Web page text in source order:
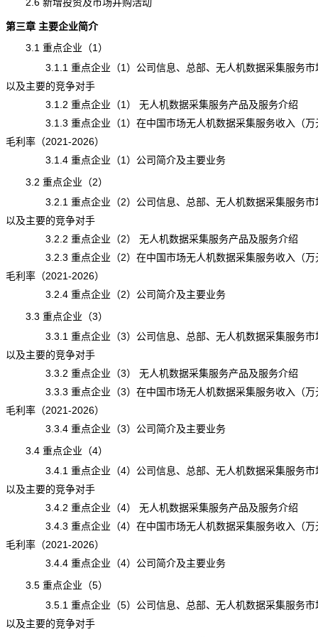
第三章 主要企业简介
3.1 重点企业（1）
3.1.1 重点企业（1）公司信息、总部、无人机数据采集服务市
以及主要的竞争对手
3.1.2 重点企业（1） 无人机数据采集服务产品及服务介绍
3.1.3 重点企业（1）在中国市场无人机数据采集服务收入（万
毛利率（2021-2026）
3.1.4 重点企业（1）公司简介及主要业务
3.2 重点企业（2）
3.2.1 重点企业（2）公司信息、总部、无人机数据采集服务市
以及主要的竞争对手
3.2.2 重点企业（2） 无人机数据采集服务产品及服务介绍
3.2.3 重点企业（2）在中国市场无人机数据采集服务收入（万
毛利率（2021-2026）
3.2.4 重点企业（2）公司简介及主要业务
3.3 重点企业（3）
3.3.1 重点企业（3）公司信息、总部、无人机数据采集服务市
以及主要的竞争对手
3.3.2 重点企业（3） 无人机数据采集服务产品及服务介绍
3.3.3 重点企业（3）在中国市场无人机数据采集服务收入（万
毛利率（2021-2026）
3.3.4 重点企业（3）公司简介及主要业务
3.4 重点企业（4）
3.4.1 重点企业（4）公司信息、总部、无人机数据采集服务市
以及主要的竞争对手
3.4.2 重点企业（4） 无人机数据采集服务产品及服务介绍
3.4.3 重点企业（4）在中国市场无人机数据采集服务收入（万
毛利率（2021-2026）
3.4.4 重点企业（4）公司简介及主要业务
3.5 重点企业（5）
3.5.1 重点企业（5）公司信息、总部、无人机数据采集服务市
以及主要的竞争对手